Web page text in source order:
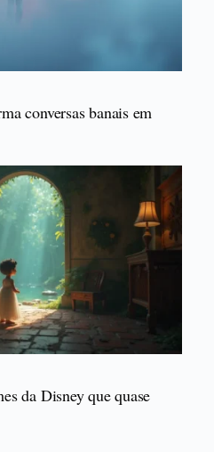
conversas banais em
da Disney que quase